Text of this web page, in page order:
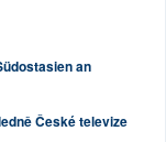
an
České televize